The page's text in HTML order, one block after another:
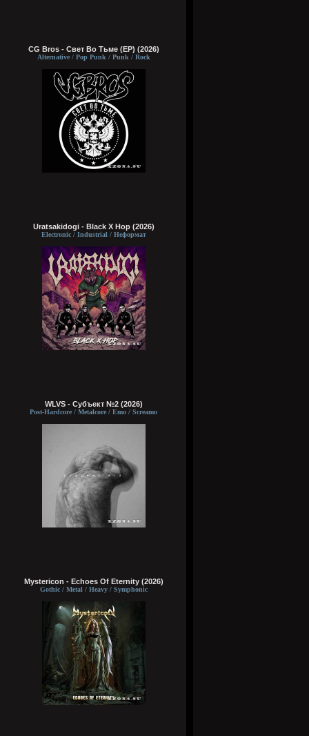
CG Bros - Свет Во Тьме (EP) (2026)
Alternative / Pop Punk / Punk / Rock
Uratsakidogi - Black X Hop (2026)
Electronic / Industrial / Неформат
WLVS - Субъект №2 (2026)
Post-Hardcore / Metalcore / Emo / Screamo
Mystericon - Echoes Of Eternity (2026)
Gothic / Metal / Heavy / Symphonic